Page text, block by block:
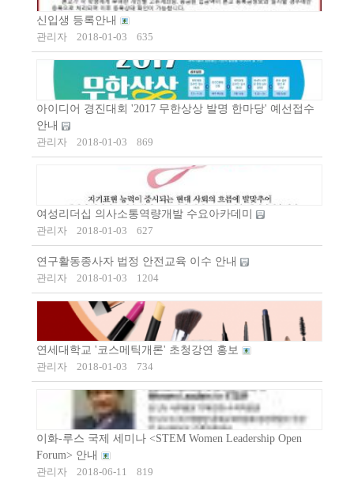
신입생 등록안내
관리자
2018-01-03 635
아이디어 경진대회 '2017 무한상상 발명 한마당' 예선접수
안내
관리자
2018-01-03 869
여성리더십 의사소통역량개발 수요아카데미
관리자
2018-01-03 627
연구활동종사자 법정 안전교육 이수 안내
관리자
2018-01-03 1204
연세대학교 '코스메틱개론' 초청강연 홍보
관리자
2018-01-03 734
이화-루스 국제 세미나 <STEM Women Leadership Open
Forum> 안내
관리자
2018-06-11 819